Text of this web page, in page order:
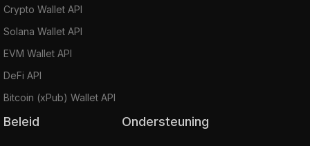
Crypto Wallet API
Solana Wallet API
EVM Wallet API
DeFi API
Bitcoin (xPub) Wallet API
Beleid Ondersteuning